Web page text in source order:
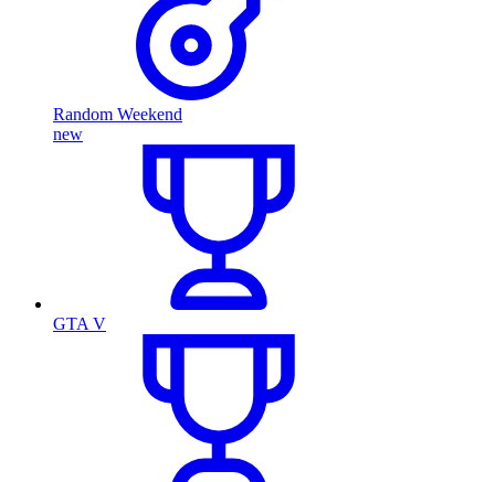
Random Weekend
new
GTA V